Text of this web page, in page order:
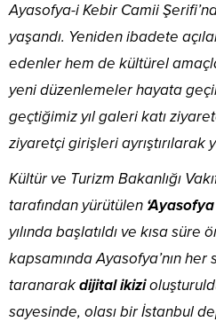
Ayasofya-i Kebir Camii
yaşandı. Yeniden ibadete
edenler hem de kültürel
yeni düzenlemeler hayata
geçtiğimiz yıl galeri katı
ziyaretçi girişleri ayrıştırılarak
Kültür ve Turizm Bakanlığı
tarafından yürütülen
yılında başlatıldı ve kısa süre
kapsamında Ayasofya’nın
taranarakdijital ikizi
sayesinde, olası bir İstanbul